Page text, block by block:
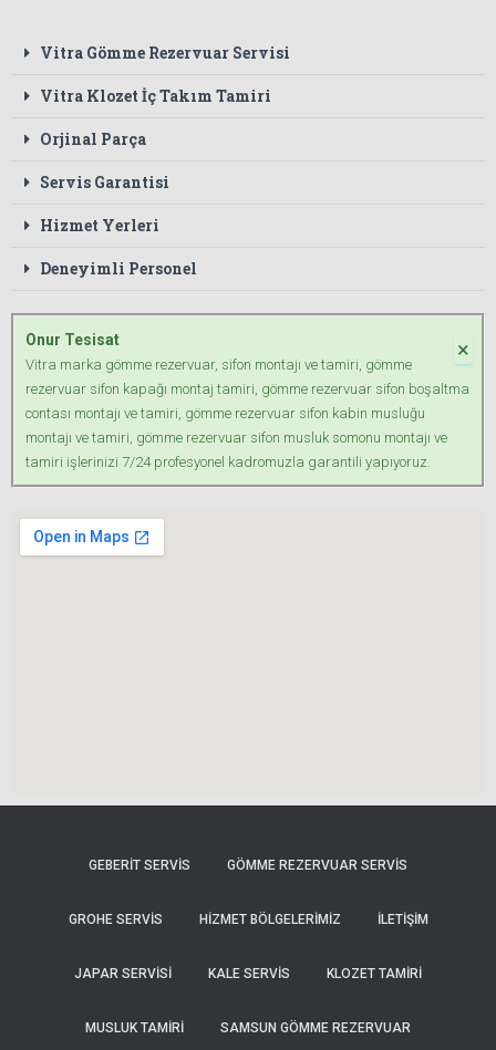
Vitra Gömme Rezervuar Servisi
Vitra Klozet İç Takım Tamiri
Orjinal Parça
Servis Garantisi
Hizmet Yerleri
Deneyimli Personel
Onur Tesisat
Vitra marka gömme rezervuar, sifon montajı ve tamiri, gömme
rezervuar sifon kapağı montaj tamiri, gömme rezervuar sifon boşaltma
contası montajı ve tamiri, gömme rezervuar sifon kabin musluğu
montajı ve tamiri, gömme rezervuar sifon musluk somonu montajı ve
tamiri işlerinizi 7/24 profesyonel kadromuzla garantili yapıyoruz.
×
GEBERIT SERVIS GÖMME REZERVUAR SERVIS
GROHE SERVIS HIZMET BÖLGELERIMIZ İLETİŞİM
JAPAR SERVISI KALE SERVIS KLOZET TAMIRI
MUSLUK TAMIRI SAMSUN GÖMME REZERVUAR